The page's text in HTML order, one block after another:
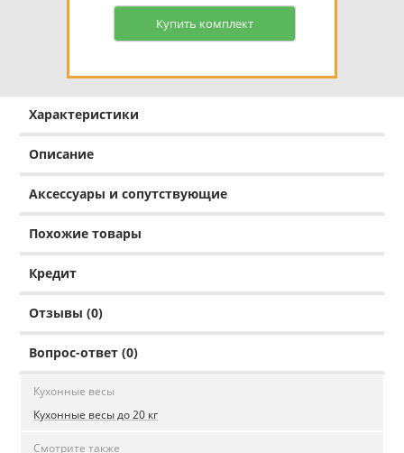
Купить комплект
Характеристики
Описание
Аксессуары и сопутствующие
Похожие товары
Кредит
Отзывы (0)
Вопрос-ответ (0)
Кухонные весы
Кухонные весы до 20 кг
Смотрите также